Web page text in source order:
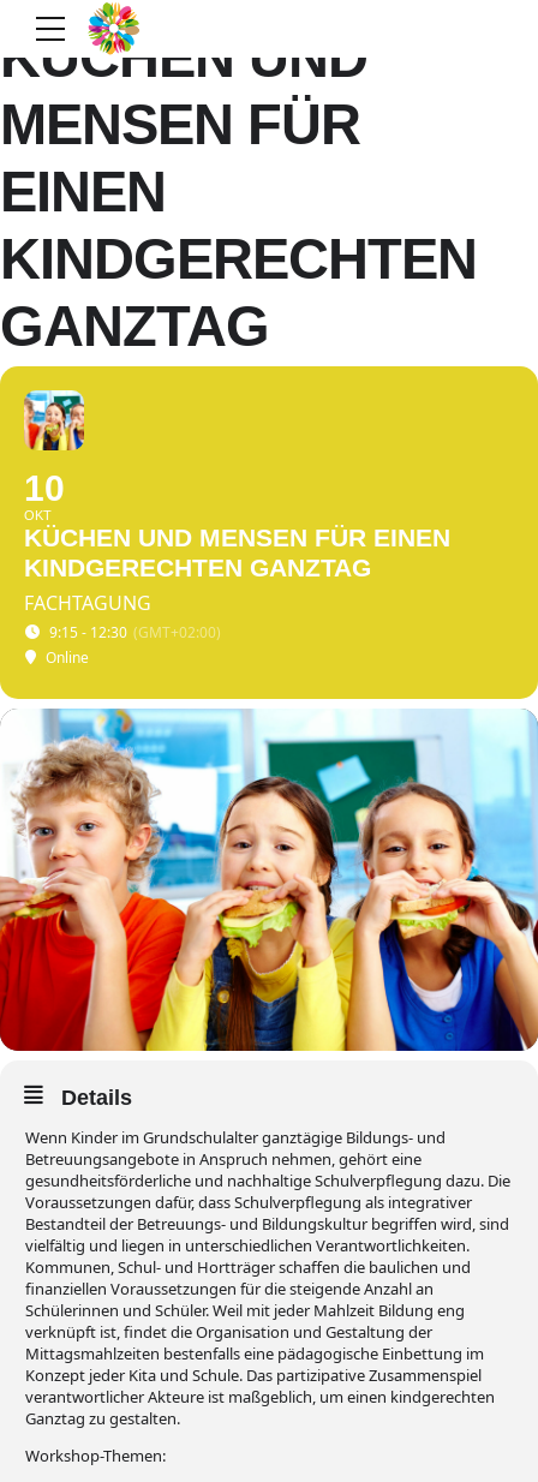
KÜCHEN UND
MENSEN FÜR
EINEN
KINDGERECHTEN
GANZTAG
10
OKT
KÜCHEN UND MENSEN FÜR EINEN
KINDGERECHTEN GANZTAG
FACHTAGUNG
9:15 - 12:30 (GMT+02:00)
Online
Details
Wenn Kinder im Grundschulalter ganztägige Bildungs- und
Betreuungsangebote in Anspruch nehmen, gehört eine
gesundheitsförderliche und nachhaltige Schulverpflegung dazu. Die
Voraussetzungen dafür, dass Schulverpflegung als integrativer
Bestandteil der Betreuungs- und Bildungskultur begriffen wird, sind
vielfältig und liegen in unterschiedlichen Verantwortlichkeiten.
Kommunen, Schul- und Hortträger schaffen die baulichen und
finanziellen Voraussetzungen für die steigende Anzahl an
Schülerinnen und Schüler. Weil mit jeder Mahlzeit Bildung eng
verknüpft ist, findet die Organisation und Gestaltung der
Mittagsmahlzeiten bestenfalls eine pädagogische Einbettung im
Konzept jeder Kita und Schule. Das partizipative Zusammenspiel
verantwortlicher Akteure ist maßgeblich, um einen kindgerechten
Ganztag zu gestalten.
Workshop-Themen: